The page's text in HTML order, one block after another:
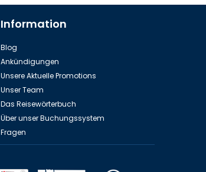
Information
Blog
Ankündigungen
Unsere Aktuelle Promotions
Unser Team
Das Reisewörterbuch
Über unser Buchungssystem
Fragen